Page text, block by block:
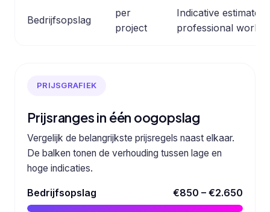
Bedrijfsopslag
per
project
Indicative estimate
professional work.
PRIJSGRAFIEK
Prijsranges in één oogopslag
Vergelijk de belangrijkste prijsregels naast elkaar.
De balken tonen de verhouding tussen lage en
hoge indicaties.
Bedrijfsopslag €850 – €2.650